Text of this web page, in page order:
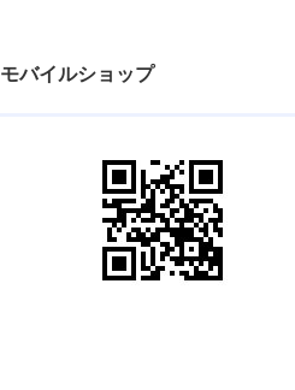
モバイルショップ